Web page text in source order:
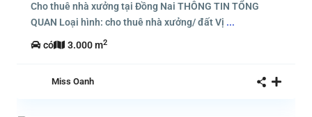
Cho thuê nhà xưởng tại Đồng Nai THÔNG TIN TỔNG
QUAN Loại hình: cho thuê nhà xưởng/ đất Vị ...
có 3.000 m2
Miss Oanh